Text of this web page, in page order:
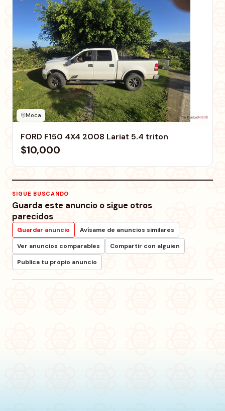
Moca
FORD F150 4X4 2008 Lariat 5.4 triton
$10,000
SIGUE BUSCANDO
Guarda este anuncio o sigue otros
parecidos
Guardar anuncio
Avísame de anuncios similares
Ver anuncios comparables
Compartir con alguien
Publica tu propio anuncio